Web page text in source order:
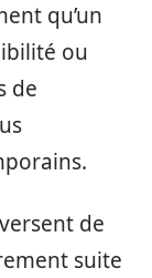
qu’un
ou
de
de
suite